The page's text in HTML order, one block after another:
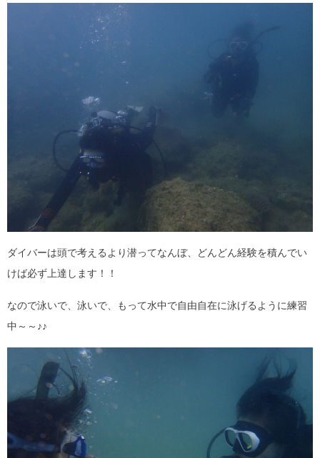
ダイバーは頭で考えるより潜ってなんぼ、どんどん経験を積んでい
けば必ず上達します！！
なので泳いで、泳いで、もって水中で自由自在に泳げるように練習
中～～♪♪